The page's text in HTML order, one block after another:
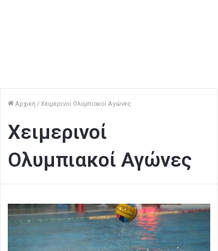
Αρχική / Xειμερινοί Ολυμπιακοί Αγώνες
Xειμερινοί
Ολυμπιακοί Αγώνες